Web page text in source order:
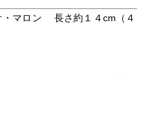
マロン 長さ約１４cm（４